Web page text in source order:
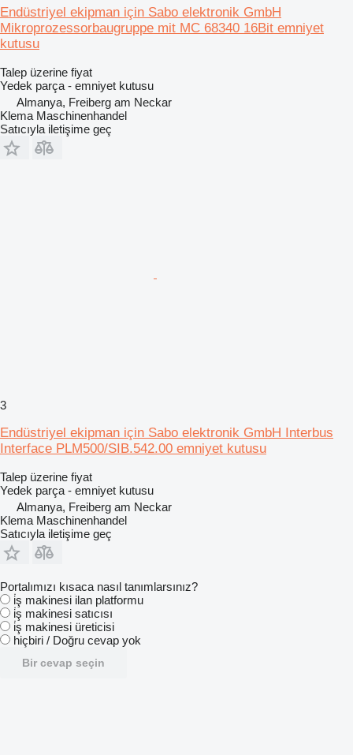
Endüstriyel ekipman için Sabo elektronik GmbH
Mikroprozessorbaugruppe mit MC 68340 16Bit emniyet
kutusu
Talep üzerine fiyat
Yedek parça - emniyet kutusu
Almanya, Freiberg am Neckar
Klema Maschinenhandel
Satıcıyla iletişime geç
3
Endüstriyel ekipman için Sabo elektronik GmbH Interbus
Interface PLM500/SIB.542.00 emniyet kutusu
Talep üzerine fiyat
Yedek parça - emniyet kutusu
Almanya, Freiberg am Neckar
Klema Maschinenhandel
Satıcıyla iletişime geç
Portalımızı kısaca nasıl tanımlarsınız?
i̇ş makinesi ilan platformu
i̇ş makinesi satıcısı
i̇ş makinesi üreticisi
hiçbiri / Doğru cevap yok
Bir cevap seçin